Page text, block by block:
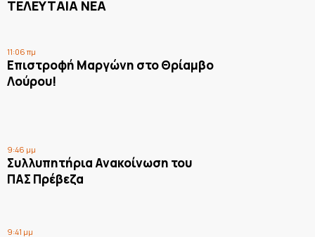
ΤΕΛΕΥΤΑΙΑ ΝΕΑ
11:06 πμ
Επιστροφή Μαργώνη στο Θρίαμβο
Λούρου!
9:46 μμ
Συλλυπητήρια Ανακοίνωση του
ΠΑΣ Πρέβεζα
9:41 μμ